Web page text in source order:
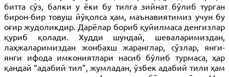
битта сўз, балки у ёки бу тилга зийнат бўлиб турган
бирон-бир товуш йўқолса ҳам, маънавиятимиз учун бу
оғир жудоликдир. Дарёлар бориб қуйилмаса денгизлар
қуриб қолади. Худди шундай, шеваларимиздан,
лаҳжаларимиздан жонбахш жаранглар, сўзлар, янги-
янги ифода имкониятлари насиб бўлиб турмаса, ҳар
қандай “адабий тил”, жумладан, ўзбек адабий тили ҳам